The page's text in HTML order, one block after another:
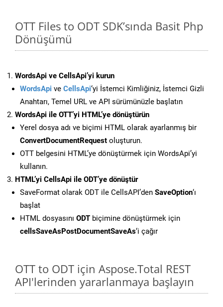
OTT Files to ODT SDK’sında Basit Php
Dönüşümü
WordsApi ve CellsApi’yi kurun
WordsApi ve CellsApi‘yi İstemci Kimliğiniz, İstemci Gizli
Anahtarı, Temel URL ve API sürümünüzle başlatın
WordsApi ile OTT’yi HTML’ye dönüştürün
Yerel dosya adı ve biçimi HTML olarak ayarlanmış bir
ConvertDocumentRequest oluşturun.
OTT belgesini HTML’ye dönüştürmek için WordsApi’yi
kullanın.
HTML’yi CellsApi ile ODT’ye dönüştür
SaveFormat olarak ODT ile CellsAPI’den SaveOption‘ı
başlat
HTML dosyasını ODT biçimine dönüştürmek için
cellsSaveAsPostDocumentSaveAs‘i çağır
OTT to ODT için Aspose.Total REST
API'lerinden yararlanmaya başlayın